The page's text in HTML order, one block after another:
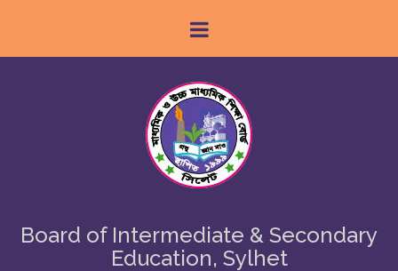
Board of Intermediate & Secondary
Education, Sylhet